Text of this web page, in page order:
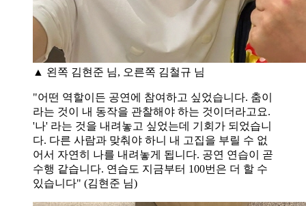
▲ 왼쪽 김현준 님, 오른쪽 김철규 님
"어떤 역할이든 공연에 참여하고 싶었습니다. 춤이
라는 것이 내 동작을 관찰해야 하는 것이더라고요.
'나' 라는 것을 내려놓고 싶었는데 기회가 되었습니
다. 다른 사람과 맞춰야 하니 내 고집을 부릴 수 없
어서 자연히 나를 내려놓게 됩니다. 공연 연습이 곧
수행 같습니다. 연습도 지금부터 100번은 더 할 수
있습니다" (김현준 님)